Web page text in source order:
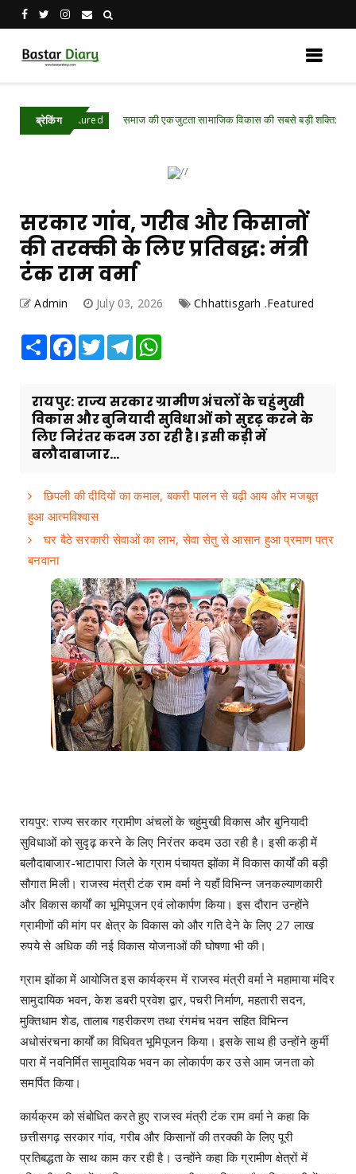
ब्रेकिंग
.Featured समाज की एकजुटता सामाजिक विकास की सबसे बड़ी शक्ति: राजेश अग्रवाल
सरकार गांव, गरीब और किसानों
की तरक्की के लिए प्रतिबद्ध: मंत्री
टंक राम वर्मा
Admin July 03, 2026 Chhattisgarh .Featured
Share Facebook
TwitterTelegram
रायपुर: राज्य सरकार ग्रामीण अंचलों के चहुंमुखी
विकास और बुनियादी सुविधाओं को सुदृढ़ करने के
लिए निरंतर कदम उठा रही है। इसी कड़ी में
बलौदाबाजार...
छिपली की दीदियों का कमाल, बकरी पालन से बढ़ी आय और मजबूत
हुआ आत्मविश्वास
घर बैठे सरकारी सेवाओं का लाभ, सेवा सेतु से आसान हुआ प्रमाण पत्र
बनवाना
रायपुर: राज्य सरकार ग्रामीण अंचलों के चहुंमुखी विकास और बुनियादी
सुविधाओं को सुदृढ़ करने के लिए निरंतर कदम उठा रही है। इसी कड़ी में
बलौदाबाजार-भाटापारा जिले के ग्राम पंचायत झोंका में विकास कार्यों की बड़ी
सौगात मिली। राजस्व मंत्री टंक राम वर्मा ने यहाँ विभिन्न जनकल्याणकारी
और विकास कार्यों का भूमिपूजन एवं लोकार्पण किया। इस दौरान उन्होंने
ग्रामीणों की मांग पर क्षेत्र के विकास को और गति देने के लिए 27 लाख
रुपये से अधिक की नई विकास योजनाओं की घोषणा भी की।
ग्राम झोंका में आयोजित इस कार्यक्रम में राजस्व मंत्री वर्मा ने महामाया मंदिर
सामुदायिक भवन, केश डबरी प्रवेश द्वार, पचरी निर्माण, महतारी सदन,
मुक्तिधाम शेड, तालाब गहरीकरण तथा रंगमंच भवन सहित विभिन्न
अधोसंरचना कार्यों का विधिवत भूमिपूजन किया। इसके साथ ही उन्होंने कुर्मी
पारा में नवनिर्मित सामुदायिक भवन का लोकार्पण कर उसे आम जनता को
समर्पित किया।
कार्यक्रम को संबोधित करते हुए राजस्व मंत्री टंक राम वर्मा ने कहा कि
छत्तीसगढ़ सरकार गांव, गरीब और किसानों की तरक्की के लिए पूरी
प्रतिबद्धता के साथ काम कर रही है। उन्होंने कहा कि ग्रामीण क्षेत्रों में